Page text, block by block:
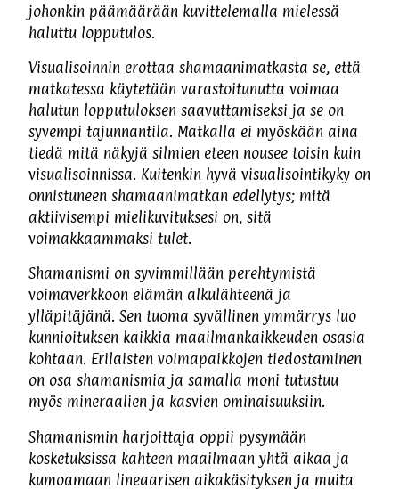
johonkin päämäärään kuvittelemalla mielessä
haluttu lopputulos.
Visualisoinnin erottaa shamaanimatkasta se, että
matkatessa käytetään varastoitunutta voimaa
halutun lopputuloksen saavuttamiseksi ja se on
syvempi tajunnantila. Matkalla ei myöskään aina
tiedä mitä näkyjä silmien eteen nousee toisin kuin
visualisoinnissa. Kuitenkin hyvä visualisointikyky on
onnistuneen shamaanimatkan edellytys; mitä
aktiivisempi mielikuvituksesi on, sitä
voimakkaammaksi tulet.
Shamanismi on syvimmillään perehtymistä
voimaverkkoon elämän alkulähteenä ja
ylläpitäjänä. Sen tuoma syvällinen ymmärrys luo
kunnioituksen kaikkia maailmankaikkeuden osasia
kohtaan. Erilaisten voimapaikkojen tiedostaminen
on osa shamanismia ja samalla moni tutustuu
myös mineraalien ja kasvien ominaisuuksiin.
Shamanismin harjoittaja oppii pysymään
kosketuksissa kahteen maailmaan yhtä aikaa ja
kumoamaan lineaarisen aikakäsityksen ja muita